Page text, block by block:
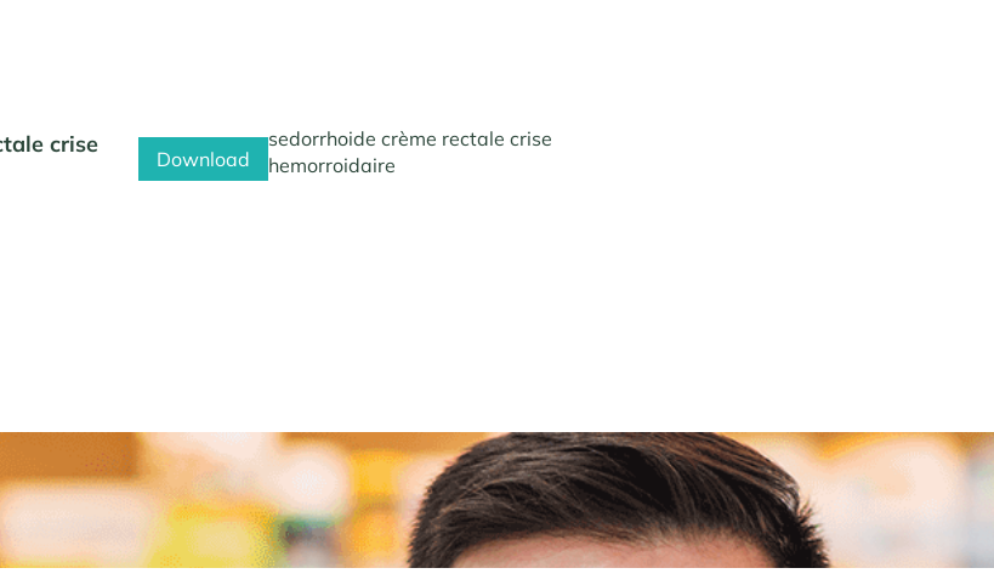
crise
Download
sedorrhoide crème rectale crise
hemorroidaire